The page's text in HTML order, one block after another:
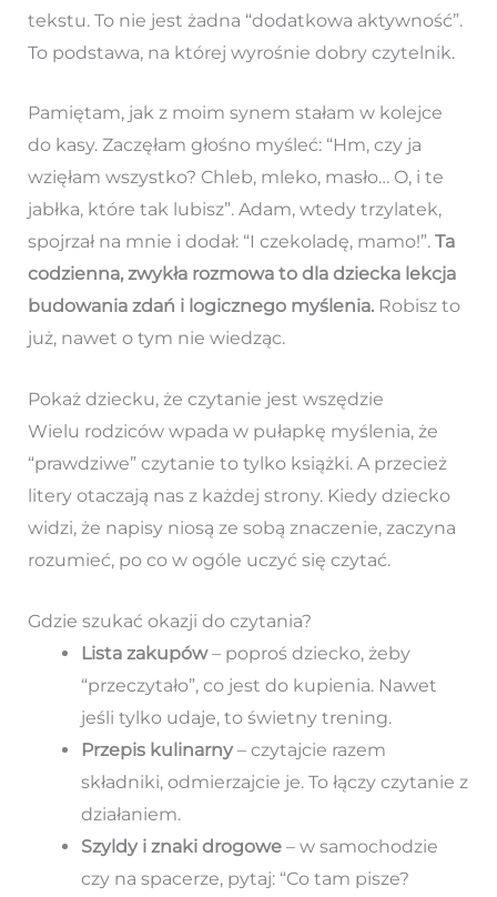
tekstu. To nie jest żadna “dodatkowa aktywność”.
To podstawa, na której wyrośnie dobry czytelnik.
Pamiętam, jak z moim synem stałam w kolejce
do kasy. Zaczęłam głośno myśleć: “Hm, czy ja
wzięłam wszystko? Chleb, mleko, masło… O, i te
jabłka, które tak lubisz”. Adam, wtedy trzylatek,
spojrzał na mnie i dodał: “I czekoladę, mamo!”. Ta
codzienna, zwykła rozmowa to dla dziecka lekcja
budowania zdań i logicznego myślenia.Robisz to
już, nawet o tym nie wiedząc.
Pokaż dziecku, że czytanie jest wszędzie
Wielu rodziców wpada w pułapkę myślenia, że
“prawdziwe” czytanie to tylko książki. A przecież
litery otaczają nas z każdej strony. Kiedy dziecko
widzi, że napisy niosą ze sobą znaczenie, zaczyna
rozumieć, po co w ogóle uczyć się czytać.
Gdzie szukać okazji do czytania?
Lista zakupów– poproś dziecko, żeby
“przeczytało”, co jest do kupienia. Nawet
jeśli tylko udaje, to świetny trening.
Przepis kulinarny– czytajcie razem
składniki, odmierzajcie je. To łączy czytanie z
działaniem.
Szyldy i znaki drogowe– w samochodzie
czy na spacerze, pytaj: “Co tam pisze?